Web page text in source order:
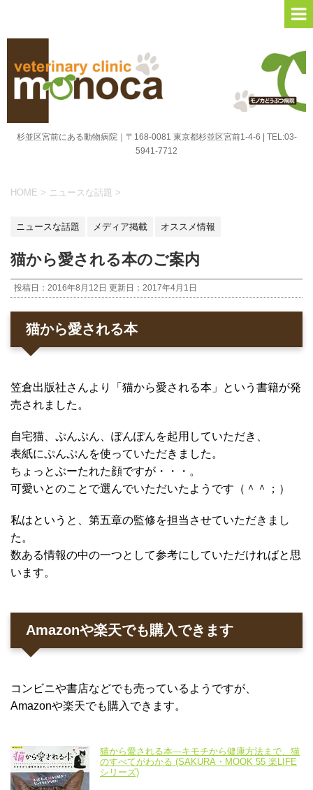
杉並区宮前にある動物病院｜〒168-0081 東京都杉並区宮前1-4-6 | TEL:03-
5941-7712
HOME > ニュースな話題 >
ニュースな話題 メディア掲載 オススメ情報
猫から愛される本のご案内
投稿日：2016年8月12日 更新日： 2017年4月1日
猫から愛される本
笠倉出版社さんより「猫から愛される本」という書籍が発
売されました。
自宅猫、ぷんぷん、ぽんぽんを起用していただき、
表紙にぷんぷんを使っていただきました。
ちょっとぶーたれた顔ですが・・・。
可愛いとのことで選んでいただいたようです（＾＾；）
私はというと、第五章の監修を担当させていただきまし
た。
数ある情報の中の一つとして参考にしていただければと思
います。
Amazonや楽天でも購入できます
コンビニや書店などでも売っているようですが、
Amazonや楽天でも購入できます。
猫から愛される本―キモチから健康方法まで、猫
のすべてがわかる (SAKURA・MOOK 55 楽LIFE
シリーズ)